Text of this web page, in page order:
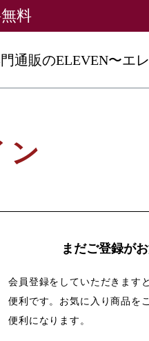
料
通販のELEVEN〜エ
ン
まだご登録が
会員登録をしていただきます
便利です。お気に入り商品を
便利になります。